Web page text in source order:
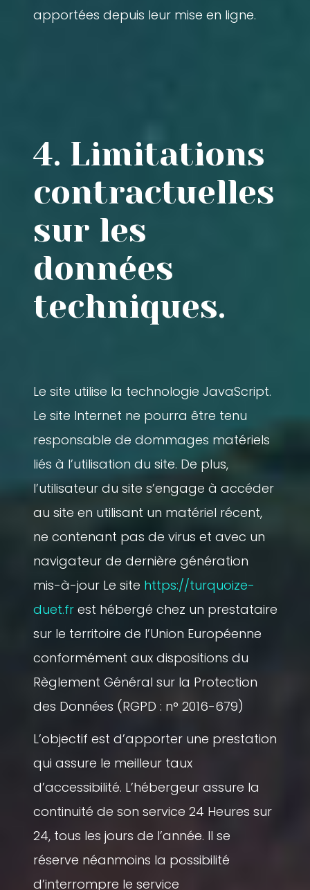
apportées depuis leur mise en ligne.
4. Limitations
contractuelles
sur les
données
techniques.
Le site utilise la technologie JavaScript.
Le site Internet ne pourra être tenu
responsable de dommages matériels
liés à l’utilisation du site. De plus,
l’utilisateur du site s’engage à accéder
au site en utilisant un matériel récent,
ne contenant pas de virus et avec un
navigateur de dernière génération
mis-à-jour Le site https://turquoize-
duet.frest hébergé chez un prestataire
sur le territoire de l’Union Européenne
conformément aux dispositions du
Règlement Général sur la Protection
des Données (RGPD : n° 2016-679)
L’objectif est d’apporter une prestation
qui assure le meilleur taux
d’accessibilité. L’hébergeur assure la
continuité de son service 24 Heures sur
24, tous les jours de l’année. Il se
réserve néanmoins la possibilité
d’interrompre le service